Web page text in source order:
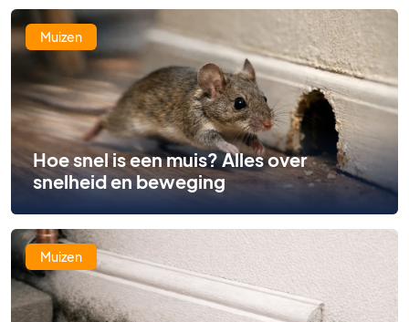
Muizen
Hoe snel is een muis? Alles over
snelheid en beweging
Muizen